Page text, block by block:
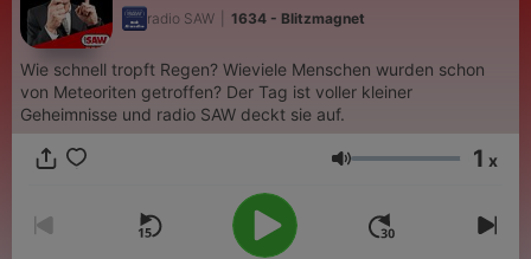
radio SAW 1634 - Blitzmagnet
Wie schnell tropft Regen? Wieviele Menschen wurden schon
von Meteoriten getroffen? Der Tag ist voller kleiner
Geheimnisse und radio SAW deckt sie auf.
Lautstärke 1 x